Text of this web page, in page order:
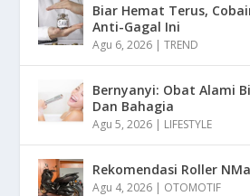
Biar Hemat Terus,
Anti-Gagal Ini
Agu 6, 2026 |TREND
Bernyanyi: Obat Alami
Dan Bahagia
Agu 5, 2026 | LIFESTYLE
Rekomendasi Roller
Agu 4, 2026 | OTOMOTIF